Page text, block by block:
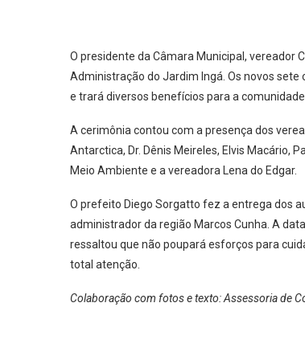
O presidente da Câmara Municipal, vereador
Administração do Jardim Ingá. Os novos
e trará diversos benefícios para a comunidade.
A cerimônia contou com a presença dos
Antarctica, Dr. Dênis Meireles, Elvis Macário,
Meio Ambiente e a vereadora Lena do Edgar.
O prefeito Diego Sorgatto fez a entrega dos
administrador da região Marcos Cunha. A
ressaltou que não poupará esforços para
total atenção.
Colaboração com fotos e texto: Assessoria de